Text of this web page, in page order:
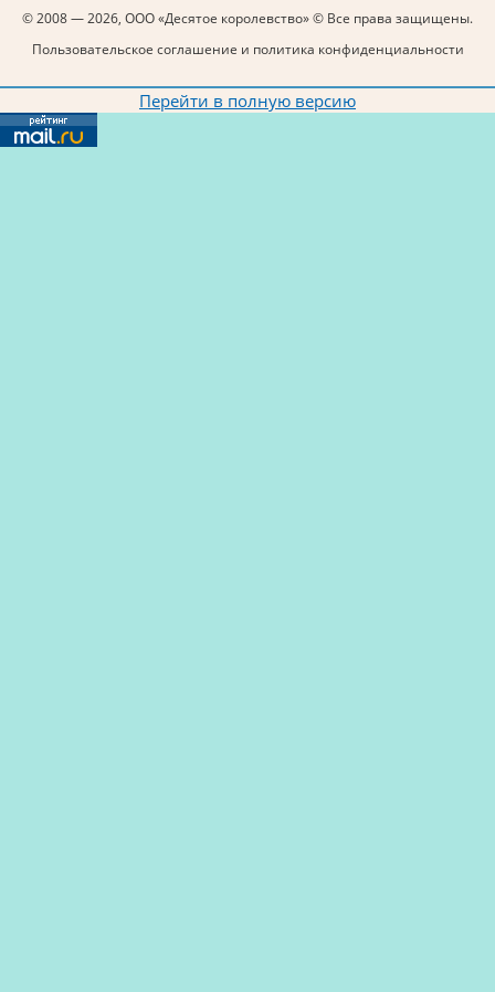
© 2008 — 2026, ООО «Десятое королевство» © Все права защищены.
Пользовательское соглашение и политика конфиденциальности
Перейти в полную версию